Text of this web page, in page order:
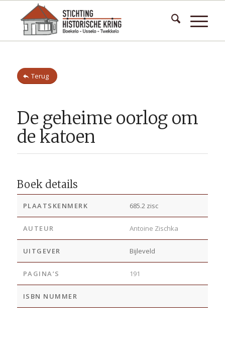
Terug
De geheime oorlog om
de katoen
Boek details
PLAATSKENMERK 685.2 zisc
AUTEUR Antoine Zischka
UITGEVER Bijleveld
PAGINA’S 191
ISBN NUMMER